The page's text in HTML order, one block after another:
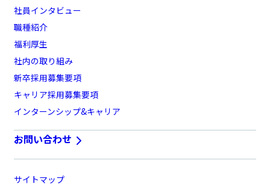
社員インタビュー
職種紹介
福利厚生
社内の取り組み
新卒採用募集要項
キャリア採用募集要項
インターンシップ&キャリア
お問い合わせ
サイトマップ